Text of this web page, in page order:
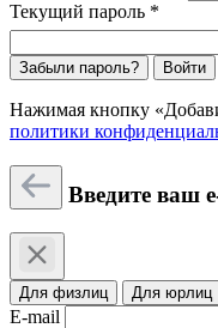
Текущий пароль *
Забыли пароль? Войти
Нажимая кнопку
политики
Введите ваш
Для физлиц Для юрлиц
E-mail